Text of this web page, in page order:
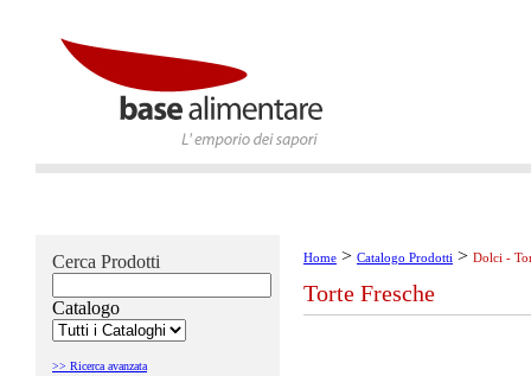
Cerca Prodotti
Catalogo
>> Ricerca avanzata
Home > Catalogo Prodotti > Dolci -
Torte Fresche